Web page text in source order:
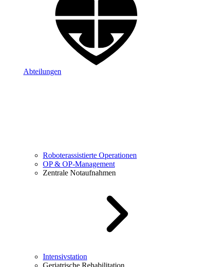
Abteilungen
Roboterassistierte Operationen
OP & OP-Management
Zentrale Notaufnahmen
Intensivstation
Geriatrische Rehabilitation